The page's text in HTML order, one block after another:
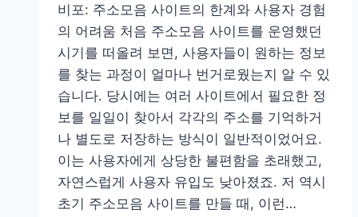
내
상
황
비
교
를
통
한
올
바
비포: 주소모음 사이트의 한계와 사용자 경험
의 어려움 처음 주소모음 사이트를 운영했던
시기를 떠올려 보면, 사용자들이 원하는 정보
를 찾는 과정이 얼마나 번거로웠는지 알 수 있
습니다. 당시에는 여러 사이트에서 필요한 정
보를 일일이 찾아서 각각의 주소를 기억하거
나 별도로 저장하는 방식이 일반적이었어요.
이는 사용자에게 상당한 불편함을 초래했고,
자연스럽게 사용자 유입도 낮아졌죠. 저 역시
초기 주소모음 사이트를 만들 때, 이런…